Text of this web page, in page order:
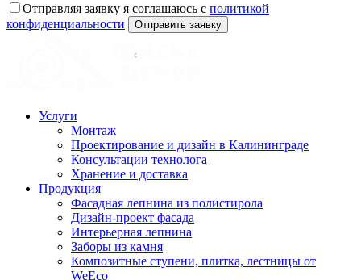
Отправляя заявку я соглашаюсь с политикой
конфиденциальности
Отправить заявку
Услуги
Монтаж
Проектирование и дизайн в Калининграде
Консультации технолога
Хранение и доставка
Продукция
Фасадная лепнина из полистирола
Дизайн-проект фасада
Интерьерная лепнина
Заборы из камня
Композитные ступени, плитка, лестницы от
WeEco